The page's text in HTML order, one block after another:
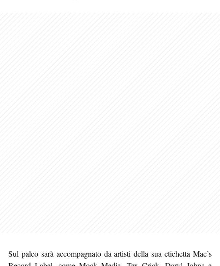
Sul palco sarà accompagnato da artisti della sua etichetta Mac’s